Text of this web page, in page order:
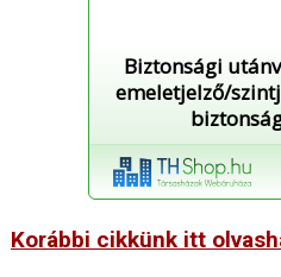
Biztonsági
emeletjelző/
Korábbi cikkünk itt